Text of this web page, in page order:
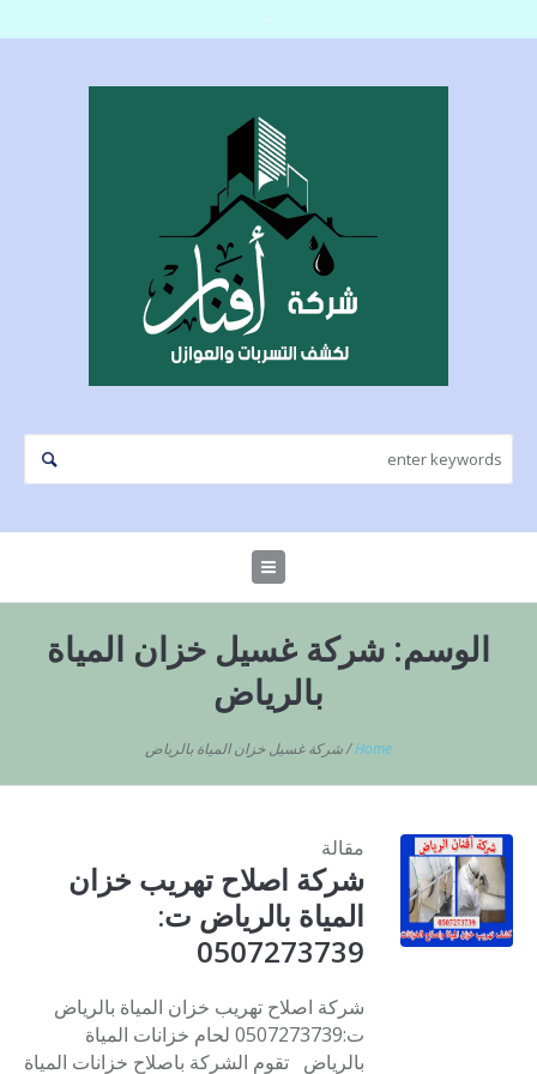
الوسم: شركة غسيل خزان المياة
بالرياض
Home
/شركة غسيل خزان المياة بالرياض
مقالة
شركة اصلاح تهريب خزان
المياة بالرياض ت:
0507273739
شركة اصلاح تهريب خزان المياة بالرياض
ت:0507273739 لحام خزانات المياة
بالرياض تقوم الشركة باصلاح خزانات المياة